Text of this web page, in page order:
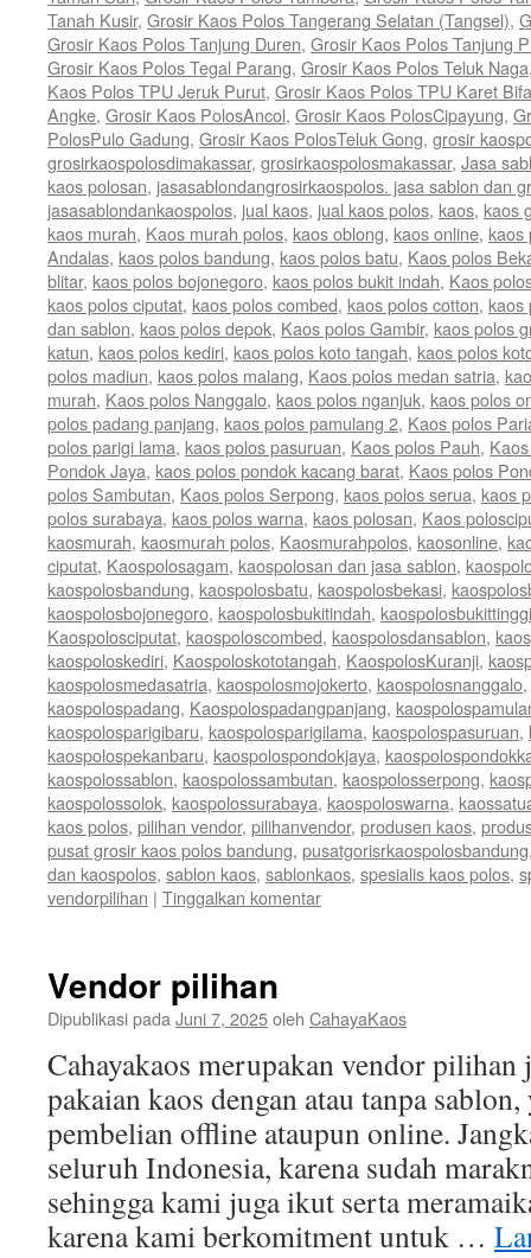
Tanah Kusir, Grosir Kaos Polos Tangerang Selatan (Tangsel),
Grosir Kaos Polos Tanjung Duren, Grosir Kaos Polos Tanjung
Grosir Kaos Polos Tegal Parang, Grosir Kaos Polos Teluk Naga
Kaos Polos TPU Jeruk Purut, Grosir Kaos Polos TPU Karet
Angke, Grosir Kaos PolosAncol, Grosir Kaos PolosCipayung,
PolosPulo Gadung, Grosir Kaos PolosTeluk Gong, grosir
grosirkaospolosdimakassar, grosirkaospolosmakassar, Jasa
kaos polosan, jasasablondangrosirkaospolos. jasa sablon dan
jasasablondankaospolos, jual kaos, jual kaos polos, kaos, kaos
kaos murah, Kaos murah polos, kaos oblong, kaos online, kaos
Andalas, kaos polos bandung, kaos polos batu, Kaos polos
blitar, kaos polos bojonegoro, kaos polos bukit indah, Kaos
kaos polos ciputat, kaos polos combed, kaos polos cotton, kaos
dan sablon, kaos polos depok, Kaos polos Gambir, kaos polos
katun, kaos polos kediri, kaos polos koto tangah, kaos polos
polos madiun, kaos polos malang, Kaos polos medan satria,
murah, Kaos polos Nanggalo, kaos polos nganjuk, kaos polos
polos padang panjang, kaos polos pamulang 2, Kaos polos
polos parigi lama, kaos polos pasuruan, Kaos polos Pauh,
Pondok Jaya, kaos polos pondok kacang barat, Kaos polos
polos Sambutan, Kaos polos Serpong, kaos polos serua, kaos
polos surabaya, kaos polos warna, kaos polosan, Kaos
kaosmurah, kaosmurah polos, Kaosmurahpolos, kaosonline,
ciputat, Kaospolosagam, kaospolosan dan jasa sablon,
kaospolosbandung, kaospolosbatu, kaospolosbekasi,
kaospolosbojonegoro, kaospolosbukitindah, kaospolosbukittinggi
Kaospolosciputat, kaospoloscombed, kaospolosdansablon,
kaospoloskediri, Kaospoloskototangah, KaospolosKuranji,
kaospolosmedasatria, kaospolosmojokerto, kaospolosnanggalo,
kaospolospadang, Kaospolospadangpanjang,
kaospolosparigibaru, kaospolosparigilama, kaospolospasuruan,
kaospolospekanbaru, kaospolospondokjaya,
kaospolossablon, kaospolossambutan, kaospolosserpong,
kaospolossolok, kaospolossurabaya, kaospoloswarna,
kaos polos, pilihan vendor, pilihanvendor, produsen kaos,
pusat grosir kaos polos bandung, pusatgorisrkaospolosbandung
dan kaospolos, sablon kaos, sablonkaos, spesialis kaos polos,
vendorpilihan | Tinggalkan komentar
Vendor pilihan
Dipublikasi padaJuni 7, 2025oleh CahayaKaos
Cahayakaos merupakan vendor
pakaian kaos dengan atau tanpa
pembelian offline ataupun online.
seluruh Indonesia, karena sudah
sehingga kami juga ikut serta
karena kami berkomitment untuk …